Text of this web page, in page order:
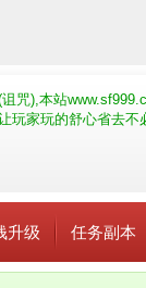
咒),本站
玩家玩的舒心省去不
升级 任务副本